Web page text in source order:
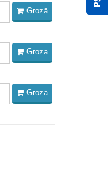
Grozā
Grozā
Grozā